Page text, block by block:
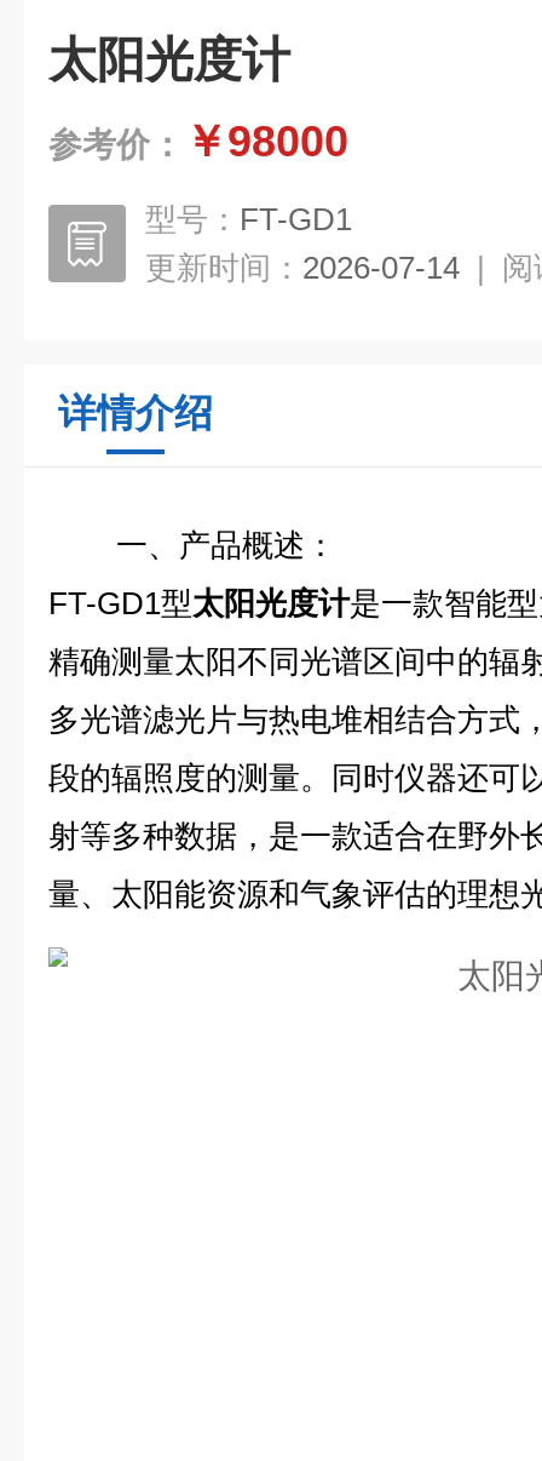
太阳光度计
参考价： ￥98000
型号： FT-GD1
更新时间： 2026-07-14 | 阅
详情介绍
一、产品概述：
FT-GD1型太阳光度计是一款智能
精确测量太阳不同光谱区间中的辐
多光谱滤光片与热电堆相结合方式
段的辐照度的测量。同时仪器还可
射等多种数据，是一款适合在野外
量、太阳能资源和气象评估的理想